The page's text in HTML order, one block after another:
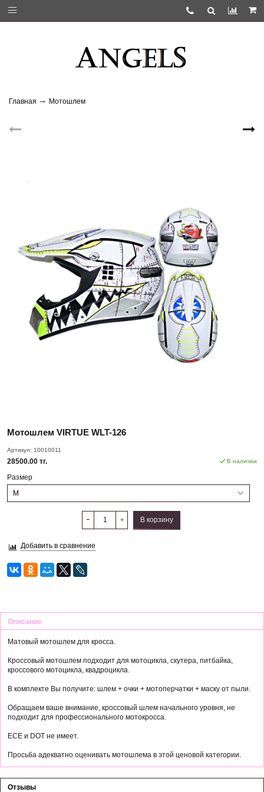
Главная Мотошлем
Мотошлем VIRTUE WLT-126
Артикул: 10010011
28500.00 тг. В наличии
Размер
В корзину
Добавить в сравнение
Описание
Матовый мотошлем для кросса.
Кроссовый мотошлем подходит для мотоцикла, скутера, питбайка,
кроссового мотоцикла, квадроцикла.
В комплекте Вы получите: шлем + очки + мотоперчатки + маску от пыли.
Обращаем ваше внимание, кроссовый шлем начального уровня, не
подходит для профессионального мотокросса.
ECE и DOT не имеет.
Просьба адекватно оценивать мотошлема в этой ценовой категории.
Отзывы